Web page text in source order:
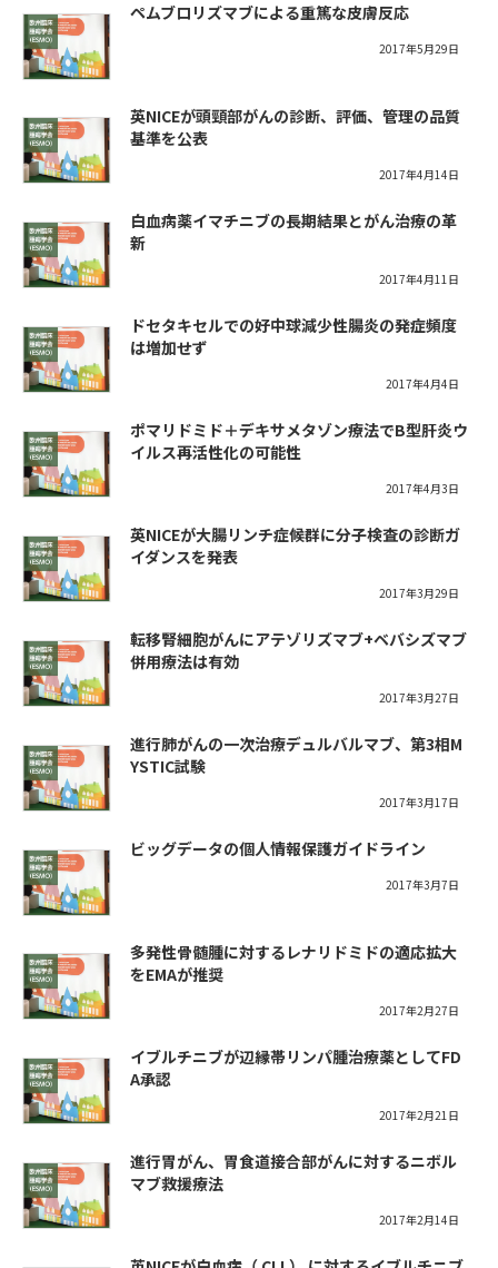
ペムブロリズマブによる重篤な皮膚反応
2017年5月29日
英NICEが頭頸部がんの診断、評価、管理の品質
基準を公表
2017年4月14日
白血病薬イマチニブの長期結果とがん治療の革
新
2017年4月11日
ドセタキセルでの好中球減少性腸炎の発症頻度
は増加せず
2017年4月4日
ポマリドミド＋デキサメタゾン療法でB型肝炎ウ
イルス再活性化の可能性
2017年4月3日
英NICEが大腸リンチ症候群に分子検査の診断ガ
イダンスを発表
2017年3月29日
転移腎細胞がんにアテゾリズマブ+ベバシズマブ
併用療法は有効
2017年3月27日
進行肺がんの一次治療デュルバルマブ、第3相M
YSTIC試験
2017年3月17日
ビッグデータの個人情報保護ガイドライン
2017年3月7日
多発性骨髄腫に対するレナリドミドの適応拡大
をEMAが推奨
2017年2月27日
イブルチニブが辺縁帯リンパ腫治療薬としてFD
A承認
2017年2月21日
進行胃がん、胃食道接合部がんに対するニボル
マブ救援療法
2017年2月14日